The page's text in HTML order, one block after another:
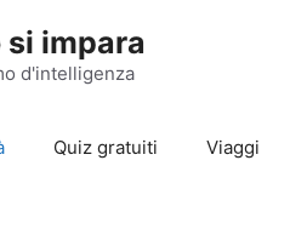
impara
d'intelligenza
Quiz gratuiti Viaggi